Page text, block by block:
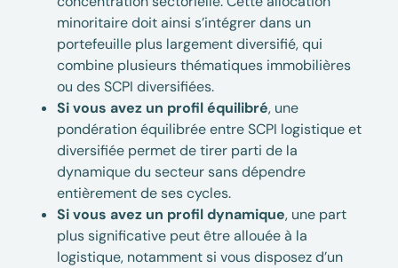
minoritaire doit ainsi s’intégrer dans un
portefeuille plus largement diversifié, qui
combine plusieurs thématiques immobilières
ou des SCPI diversifiées.
Si vous avez un profil équilibré, une
pondération équilibrée entre SCPI logistique et
diversifiée permet de tirer parti de la
dynamique du secteur sans dépendre
entièrement de ses cycles.
Si vous avez un profil dynamique, une part
plus significative peut être allouée à la
logistique, notamment si vous disposez d’un